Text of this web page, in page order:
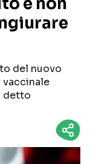
del nuovo
vaccinale
detto